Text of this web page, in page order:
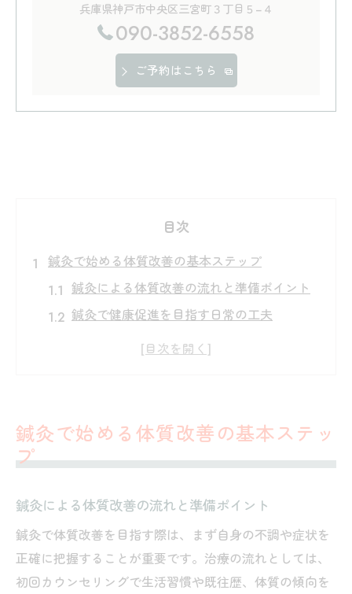
兵庫県神戸市中央区三宮町３丁目５−４
090-3852-6558
ご予約はこちら
目次
鍼灸で始める体質改善の基本ステップ
鍼灸による体質改善の流れと準備ポイント
鍼灸で健康促進を目指す日常の工夫
鍼灸の体質改善が注目される理由と背景
健康促進に役立つ鍼灸の働きとは
鍼灸施術で期待できる体調改善の実感
鍼灸でストレス緩和とリラックス効果を得
る
健康維持に鍼灸を取り入れる具体的な方法
鍼灸で始める体質改善の基本ステッ
プ
鍼灸による体質改善の流れと準備ポイント
鍼灸で体質改善を目指す際は、まず自身の不調や症状を
正確に把握することが重要です。治療の流れとしては、
初回カウンセリングで生活習慣や既往歴、体質の傾向を